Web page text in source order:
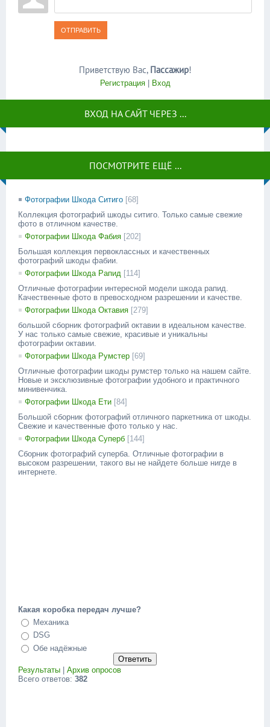
ОТПРАВИТЬ
Приветствую Вас, Пассажир!
Регистрация| Вход
ВХОД НА САЙТ ЧЕРЕЗ ...
ПОСМОТРИТЕ ЕЩЁ ...
Фотографии Шкода Ситиго [68]
Коллекция фотографий шкоды ситиго. Только самые свежие
фото в отличном качестве.
Фотографии Шкода Фабия [202]
Большая коллекция первоклассных и качественных
фотографий шкоды фабии.
Фотографии Шкода Рапид [114]
Отличные фотографии интересной модели шкода рапид.
Качественные фото в превосходном разрешении и качестве.
Фотографии Шкода Октавия [279]
большой сборник фотографий октавии в идеальном качестве.
У нас только самые свежие, красивые и уникальны
фотографии октавии.
Фотографии Шкода Румстер [69]
Отличные фотографии шкоды румстер только на нашем сайте.
Новые и эксклюзивные фотографии удобного и практичного
минивенчика.
Фотографии Шкода Ети [84]
Большой сборник фотографий отличного паркетника от шкоды.
Свежие и качественные фото только у нас.
Фотографии Шкода Суперб [144]
Сборник фотографий суперба. Отличные фотографии в
высоком разрешении, такого вы не найдете больше нигде в
интернете.
Какая коробка передач лучше?
Механика
DSG
Обе надёжные
Результаты
Архив опросов
Всего ответов: 382